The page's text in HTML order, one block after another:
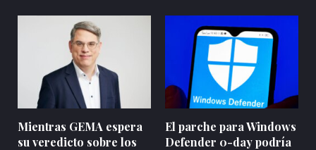
Mientras GEMA espera
su veredicto sobre los
El parche para Windows
Defender 0-day podría